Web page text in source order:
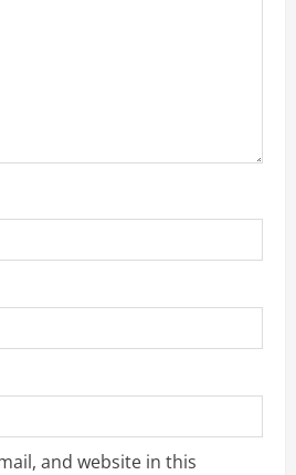
and website in this